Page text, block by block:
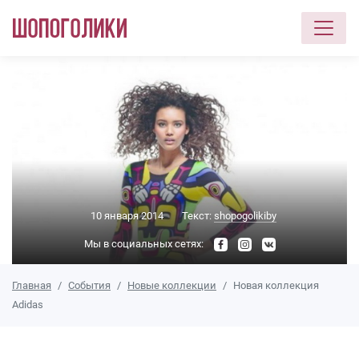
10 января 2014 Текст: shopogolikiby
Мы в социальных сетях:
Главная События Новые коллекции
Новая коллекция
Adidas